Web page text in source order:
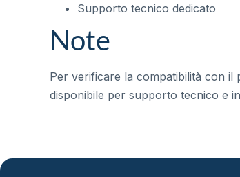
Supporto tecnico dedicato
Note
Per verificare la compatibilità con il
disponibile per supporto tecnico e